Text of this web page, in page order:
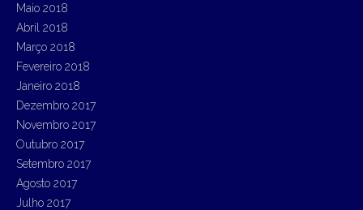
Maio 2018
Abril 2018
Março 2018
Fevereiro 2018
Janeiro 2018
Dezembro 2017
Novembro 2017
Outubro 2017
Setembro 2017
Agosto 2017
Julho 2017